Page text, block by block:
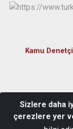
Kamu
Sizlere daha
çerezlere yer